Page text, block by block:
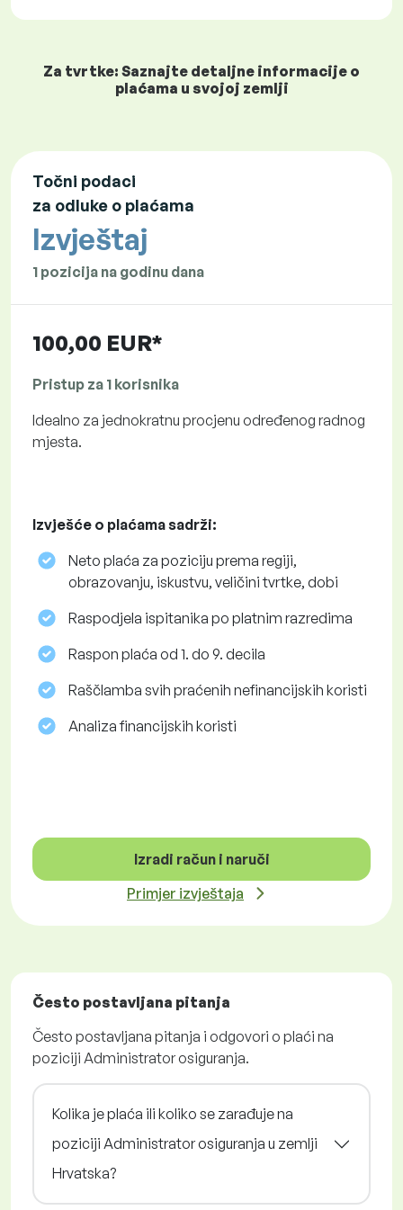
Za tvrtke: Saznajte detaljne informacije o
plaćama u svojoj zemlji
Točni podaci
za odluke o plaćama
Izvještaj
1 pozicija na godinu dana
100,00 EUR*
Pristup za 1 korisnika
Idealno za jednokratnu procjenu određenog radnog
mjesta.
Izvješće o plaćama sadrži:
Neto plaća za poziciju prema regiji,
obrazovanju, iskustvu, veličini tvrtke, dobi
Raspodjela ispitanika po platnim razredima
Raspon plaća od 1. do 9. decila
Raščlamba svih praćenih nefinancijskih koristi
Analiza financijskih koristi
Izradi račun i naruči
Primjer izvještaja
Često postavljana pitanja
Često postavljana pitanja i odgovori o plaći na
poziciji Administrator osiguranja.
Kolika je plaća ili koliko se zarađuje na
poziciji Administrator osiguranja u zemlji
Hrvatska?